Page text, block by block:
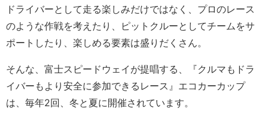
ドライバーとして走る楽しみだけではなく、プロのレース
のような作戦を考えたり、ピットクルーとしてチームをサ
ポートしたり、楽しめる要素は盛りだくさん。
そんな、富士スピードウェイが提唱する、『クルマもドラ
イバーもより安全に参加できるレース』エコカーカップ
は、毎年2回、冬と夏に開催されています。